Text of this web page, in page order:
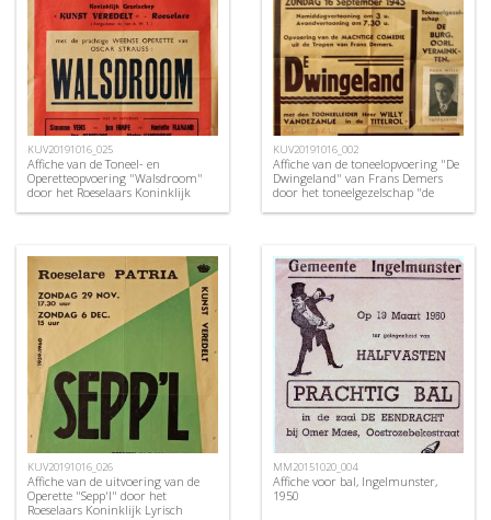
KUV20191016_025
Affiche van de Toneel- en
Operetteopvoering "Walsdroom"
door het Roeselaars Koninklijk
KUV20191016_002
Affiche van de toneelopvoering "De
Dwingeland" van Frans Demers
door het toneelgezelschap "de
KUV20191016_026
Affiche van de uitvoering van de
Operette "Sepp'l" door het
Roeselaars Koninklijk Lyrisch
MM20151020_004
Affiche voor bal, Ingelmunster,
1950